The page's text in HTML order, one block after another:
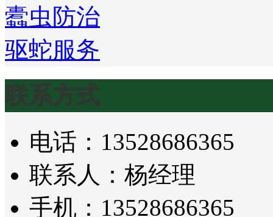
蠹虫防治
驱蛇服务
联系方式
电话：13528686365
联系人：杨经理
手机：13528686365